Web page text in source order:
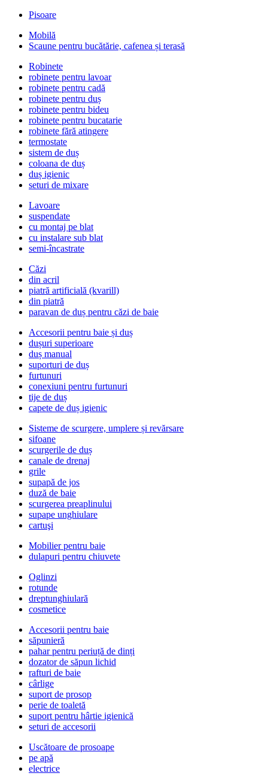
Pisoare
Mobilă
Scaune pentru bucătărie, cafenea și terasă
Robinete
robinete pentru lavoar
robinete pentru cadă
robinete pentru duș
robinete pentru bideu
robinete pentru bucatarie
robinete fără atingere
termostate
sistem de duș
coloana de duș
duș igienic
seturi de mixare
Lavoare
suspendate
cu montaj pe blat
cu instalare sub blat
semi-încastrate
Căzi
din acril
piatră artificială (kvarill)
din piatră
paravan de duș pentru căzi de baie
Accesorii pentru baie și duș
dușuri superioare
duș manual
suporturi de duș
furtunuri
conexiuni pentru furtunuri
tije de duș
capete de duș igienic
Sisteme de scurgere, umplere și revărsare
sifoane
scurgerile de duș
canale de drenaj
grile
supapă de jos
duză de baie
scurgerea preaplinului
supape unghiulare
cartuşi
Mobilier pentru baie
dulapuri pentru chiuvete
Oglinzi
rotunde
dreptunghiulară
cosmetice
Accesorii pentru baie
săpunieră
pahar pentru periuță de dinți
dozator de săpun lichid
rafturi de baie
cârlige
suport de prosop
perie de toaletă
suport pentru hârtie igienică
seturi de accesorii
Uscătoare de prosoape
pe apă
electrice